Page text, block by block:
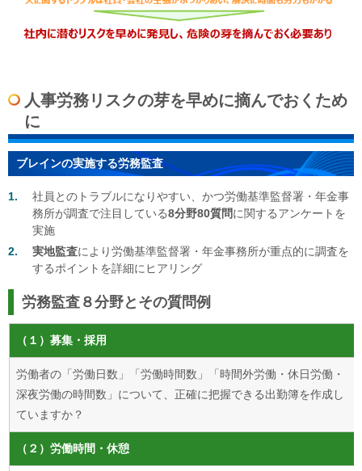
人事労務リスクの芽を早めに摘んでおくため
に
ブレインの実施する労務監査
社員とのトラブルになりやすい、かつ労働基準監督署・年金事
務所が調査で注目している8分野80質問に関するアンケートを
実施
実地監査により労働基準監督署・年金事務所が重点的に調査を
するポイントを詳細にヒアリング
労務監査８分野とその質問例
（１）募集・採用
労働者の「労働日数」「労働時間数」「時間外労働・休日労働・
深夜労働の時間数」について、正確に把握できる出勤簿を作成し
ていますか？
（２）労働時間・休憩